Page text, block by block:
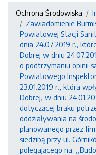
Ochrona Środowiska
Zawiadomienie
Powiatowej Stacji
dnia 24.07.2019 r.,
Dobrej w dniu
o podtrzymaniu opinii
Powiatowego
23.01.2019 r., która
Dobrej, w dniu
dotyczącej braku
oddziaływania na
planowanego przez
siedzibą przy ul.
polegającego na: